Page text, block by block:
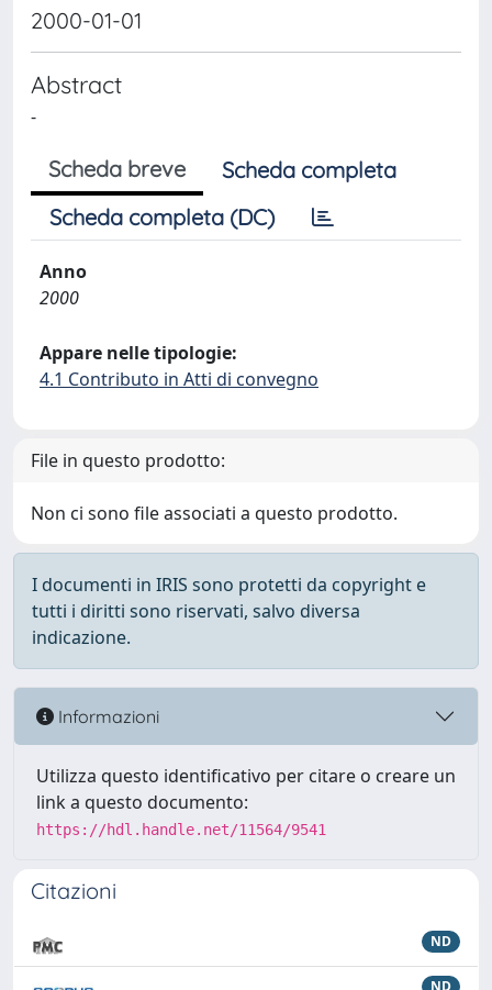
2000-01-01
Abstract
-
Scheda breve
Scheda completa
Scheda completa (DC)
Anno
2000
Appare nelle tipologie:
4.1 Contributo in Atti di convegno
File in questo prodotto:
Non ci sono file associati a questo prodotto.
I documenti in IRIS sono protetti da copyright e
tutti i diritti sono riservati, salvo diversa
indicazione.
Informazioni
Utilizza questo identificativo per citare o creare un
link a questo documento:
https://hdl.handle.net/11564/9541
Citazioni
ND